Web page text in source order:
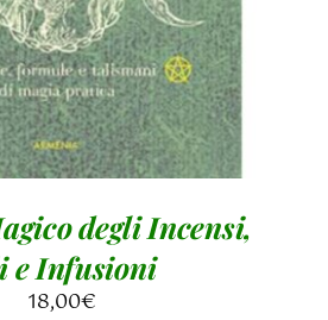
degli Incensi,
e Infusioni
18,00€